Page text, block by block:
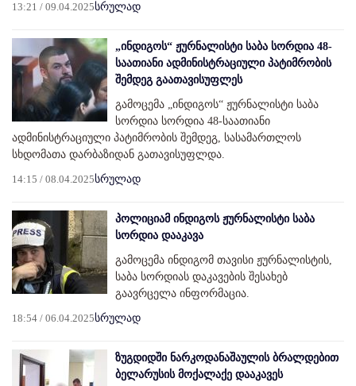
13:21 / 09.04.2025სრულად
„ინდიგოს“ ჟურნალისტი საბა სორდია 48-
საათიანი ადმინისტრაციული პატიმრობის
შემდეგ გაათავისუფლეს
გამოცემა „ინდიგოს“ ჟურნალისტი საბა
სორდია სორდია 48-საათიანი
ადმინისტრაციული პატიმრობის შემდეგ, სასამართლოს
სხდომათა დარბაზიდან გათავისუფლდა.
14:15 / 08.04.2025სრულად
პოლიციამ ინდიგოს ჟურნალისტი საბა
სორდია დააკავა
გამოცემა ინდიგომ თავისი ჟურნალისტის,
საბა სორდიას დაკავების შესახებ
გაავრცელა ინფორმაცია.
18:54 / 06.04.2025სრულად
ზუგდიდში ნარკოდანაშაულის ბრალდებით
ბელარუსის მოქალაქე დააკავეს